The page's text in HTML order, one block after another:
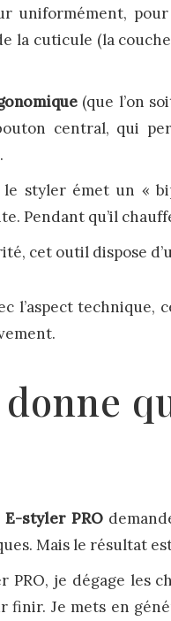
uniformément,
la cuticule (la
(que l’on
central, qui
le styler émet un «
Pendant qu’il
cet outil dispose
l’aspect technique,
E-styler PRO
Mais le résultat
je dégage les
finir. Je mets en